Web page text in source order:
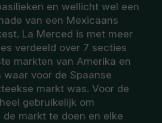
en wellicht wel een
van een Mexicaans
La Merced is met meer
verdeeld over 7 secties
markten van Amerika en
voor de Spaanse
markt was. Voor de
gebruikelijk om
markt te doen en elke